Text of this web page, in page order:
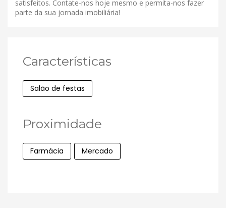
satisfeitos. Contate-nos hoje mesmo e permita-nos fazer
parte da sua jornada imobiliária!
Características
Salão de festas
Proximidade
Farmácia Mercado